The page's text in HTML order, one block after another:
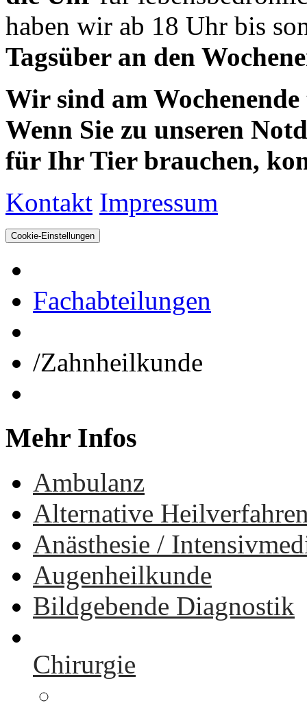
haben wir ab 18 Uhr bis
Tagsüber an den
Wir sind am
Wenn Sie zu unseren
für Ihr Tier brauchen,
Kontakt Impressum
Cookie-Einstellungen
Fachabteilungen
/Zahnheilkunde
Mehr Infos
Ambulanz
Alternative
Anästhesie /
Augenheilkunde
Bildgebende Diagnostik
Chirurgie